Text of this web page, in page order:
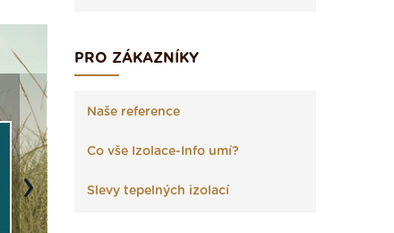
Seriál: Fasády ETICS a
vše podstatné v kostce ›
Next
PRO ZÁKAZNÍKY
Naše reference
Co vše Izolace-Info umí?
Slevy tepelných izolací